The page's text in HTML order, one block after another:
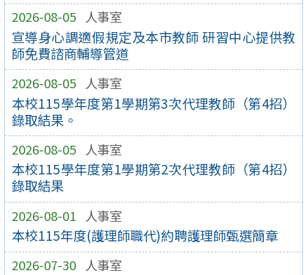
2026-08-05 人事室
宣導身心調適假規定及本市教師 研習中心提供教
師免費諮商輔導管道
2026-08-05 人事室
本校115學年度第1學期第3次代理教師（第4招）
錄取結果。
2026-08-05 人事室
本校115學年度第1學期第2次代理教師（第4招）
錄取結果
2026-08-01 人事室
本校115年度(護理師職代)約聘護理師甄選簡章
2026-07-30 人事室